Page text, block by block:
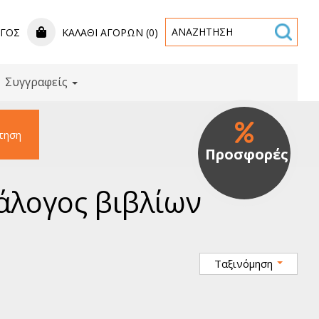
ΚΑΛΆΘΙ ΑΓΟΡΏΝ (0)
Συγγραφείς
βιβλίων
Ταξινόμηση
Προσφορές